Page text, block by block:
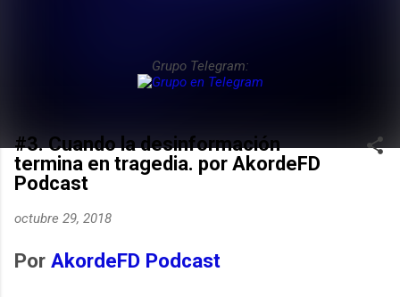
Grupo Telegram:
#3. Cuando la desinformación
termina en tragedia. por AkordeFD
Podcast
octubre 29, 2018
Por AkordeFD Podcast